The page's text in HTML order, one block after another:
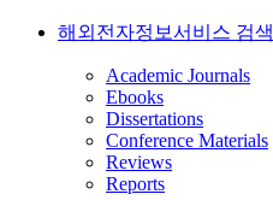
해외전자정보서비스 검색
Academic Journals
Ebooks
Dissertations
Conference Materials
Reviews
Reports